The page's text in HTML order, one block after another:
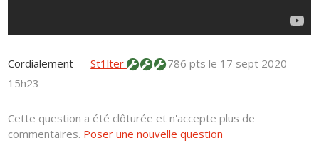
Cordialement —St1lter 786 ptsle 17 sept 2020 -
15h23
Cette question a été clôturée et n'accepte plus de
commentaires. Poser une nouvelle question